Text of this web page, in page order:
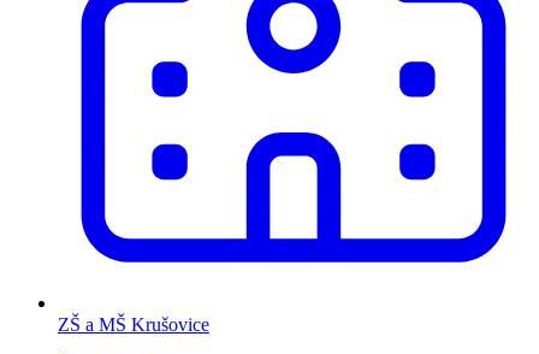
ZŠ a MŠ Krušovice